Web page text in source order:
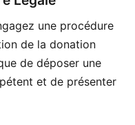
une procédure
de la donation
de déposer une
et de présenter